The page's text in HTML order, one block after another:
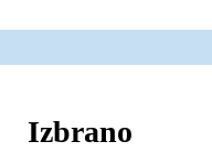
Izbrano